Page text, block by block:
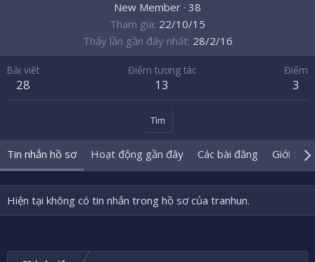
New Member · 38
Tham gia 22/10/15
Thấy lần gần đây nhất 28/2/16
Bài viết
28
Điểm tương tác
13
Điểm
3
Tìm
Tin nhắn hồ sơ Hoạt động gần đây Các bài đăng Giới
Hiện tại không có tin nhắn trong hồ sơ của tranhun.